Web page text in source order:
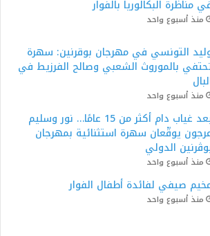
مناظرة البكالوريا بالفوار
منذ أسبوع واحد
التونسي في مهرجان بوقرنين: سهرة
بالموروث الشعبي وصالح الفرزيط في
منذ أسبوع واحد
بعد غياب دام أكثر من 15 عامًا… نور وسليم
يوقّعان سهرة استثنائية بمهرجان
الدولي
منذ أسبوع واحد
صيفي لفائدة أطفال الفوار
منذ أسبوع واحد